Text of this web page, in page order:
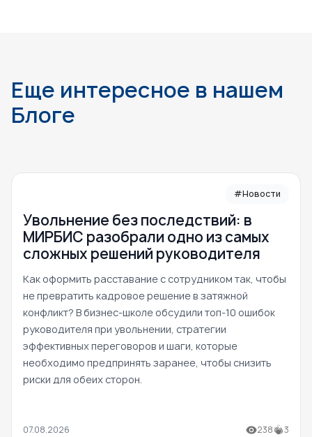
Еще интересное в нашем
Блоге
#Новости
Увольнение без последствий: в
МИРБИС разобрали одно из самых
сложных решений руководителя
Как оформить расставание с сотрудником так, чтобы
не превратить кадровое решение в затяжной
конфликт? В бизнес-школе обсудили топ-10 ошибок
руководителя при увольнении, стратегии
эффективных переговоров и шаги, которые
необходимо предпринять заранее, чтобы снизить
риски для обеих сторон.
07.08.2026 238 3